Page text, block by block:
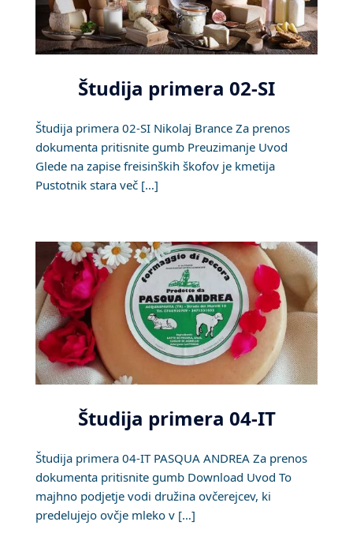
Študija primera 02-SI
Študija primera 02-SI Nikolaj Brance Za prenos
dokumenta pritisnite gumb Preuzimanje Uvod
Glede na zapise freisinških škofov je kmetija
Pustotnik stara več […]
Študija primera 04-IT
Študija primera 04-IT PASQUA ANDREA Za prenos
dokumenta pritisnite gumb Download Uvod To
majhno podjetje vodi družina ovčerejcev, ki
predelujejo ovčje mleko v […]